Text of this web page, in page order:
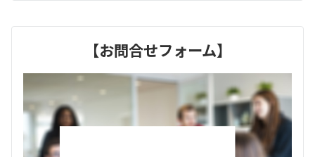
【お問合せフォーム】